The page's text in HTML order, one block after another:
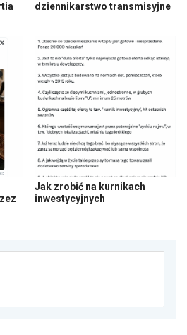
dziennikarstwo transmisyjne
Jak zrobić na kurnikach
inwestycyjnych